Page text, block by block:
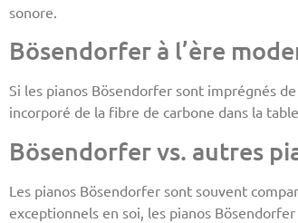
sonore.
Bösendorfer à l’ère
Si les pianos Bösendorfer sont imprégnés
incorporé de la fibre de carbone dans la
Bösendorfer vs. autres
Les pianos Bösendorfer sont souvent
exceptionnels en soi, les pianos